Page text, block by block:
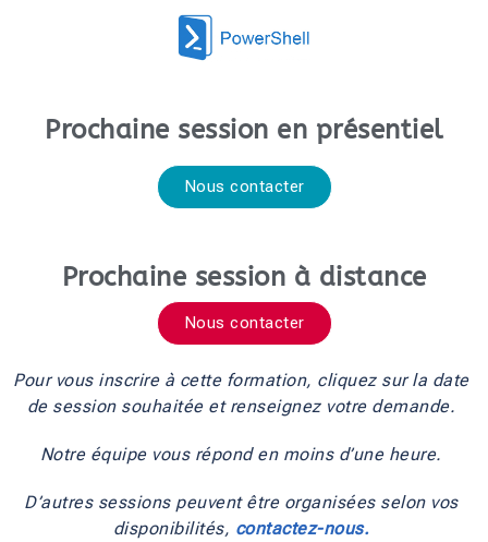
Prochaine session en présentiel
Nous contacter
Prochaine session à distance
Nous contacter
Pour vous inscrire à cette formation, cliquez sur la date
de session souhaitée et renseignez votre demande.
Notre équipe vous répond en moins d’une heure.
D’autres sessions peuvent être organisées selon vos
disponibilités, contactez-nous.